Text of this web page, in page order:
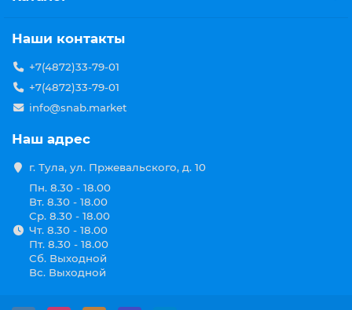
Наши контакты
+7(4872)33-79-01
+7(4872)33-79-01
info@snab.market
Наш адрес
г. Тула, ул. Пржевальского, д. 10
Пн. 8.30 - 18.00
Вт. 8.30 - 18.00
Ср. 8.30 - 18.00
Чт. 8.30 - 18.00
Пт. 8.30 - 18.00
Сб. Выходной
Вс. Выходной